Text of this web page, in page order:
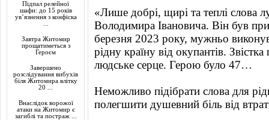
Підпал релейної
шафи: до 15 років
ув’язнення з конфіска
Завтра Житомир
прощатиметься з
Героєм
Завершено
розслідування вибухів
біля Житомира влітку
20 ...
Внаслідок ворожої
атаки на Житомир є
загиблі та постраж ...
«Лише добрі, щирі та теплі слова
Володимира Івановича. Він був
березня 2023 року, мужньо
рідну країну від окупантів.
людське серце. Герою було 47…
Неможливо підібрати слова для
полегшити душевний біль від